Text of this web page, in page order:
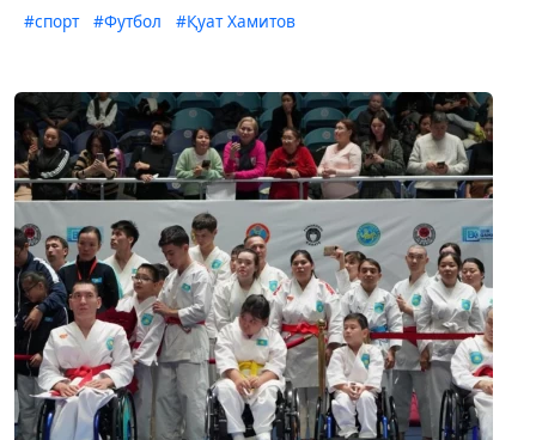
#спорт #Футбол #Қуат Хамитов